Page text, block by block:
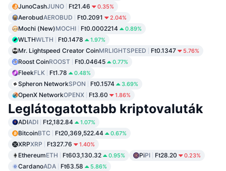
JunoCashJUNO Ft21.46 0.35%
AerobudAEROBUD Ft0.2091 2.04%
Mochi (New)MOCHI Ft0.0002214 0.89%
WLTHWLTH Ft0.1478 1.97%
Mr. Lightspeed Creator CoinMRLIGHTSPEED Ft0.1347 5.76%
Roost CoinROOST Ft0.04645 0.77%
FleekFLK Ft1.78 0.48%
Spheron NetworkSPON Ft0.1574 3.69%
OpenX NetworkOPENX Ft3.60 1.86%
Leglátogatottabb kriptovaluták
ADIADI Ft2,182.84 1.07%
BitcoinBTC Ft20,369,522.44 0.67%
XRPXRP Ft327.76 1.40%
EthereumETH Ft603,130.32 0.95% PiPI Ft28.20 0.23%
CardanoADA Ft63.58 5.86%